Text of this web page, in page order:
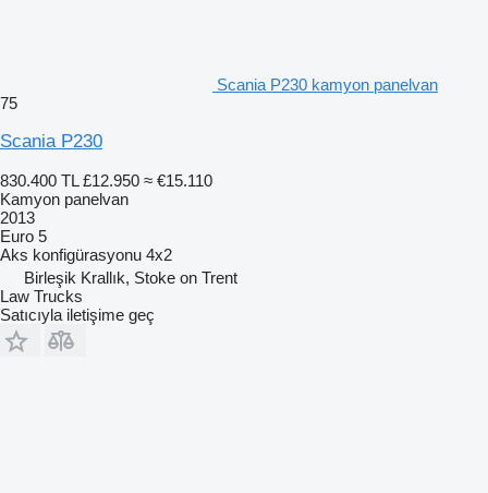
Scania P230 kamyon panelvan
75
Scania P230
830.400 TL £12.950 ≈ €15.110
Kamyon panelvan
2013
Euro 5
Aks konfigürasyonu 4x2
Birleşik Krallık, Stoke on Trent
Law Trucks
Satıcıyla iletişime geç